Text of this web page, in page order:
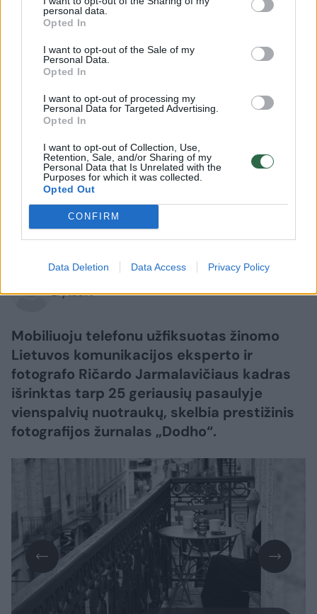
personal data.
Opted In
I want to opt-out of the Sale of my
Personal Data.
Opted In
I want to opt-out of processing my
Personal Data for Targeted Advertising.
Opted In
I want to opt-out of Collection, Use,
Retention, Sale, and/or Sharing of my
Personal Data that Is Unrelated with the
Purposes for which it was collected.
Opted Out
CONFIRM
Data Deletion Data Access Privacy Policy
„iPhone“ užfiksuota Ričardo
Jarmalavičiaus nuotrauka –
pasaulio TOP 25(3)
2026 m. rugpjūčio 4 d. 11:48
Lrytas.lt
Mobiliuoju telefonu užfiksuotas žinomo
Lietuvos komunikacijos eksperto ir
fotografo Ričardo Jarmalavičiaus kadras
išrinktas tarp 25 geriausių pasaulyje
vienspalvių nuotraukų, skelbia prestižinis
fotografijos žurnalas „Dodho“.